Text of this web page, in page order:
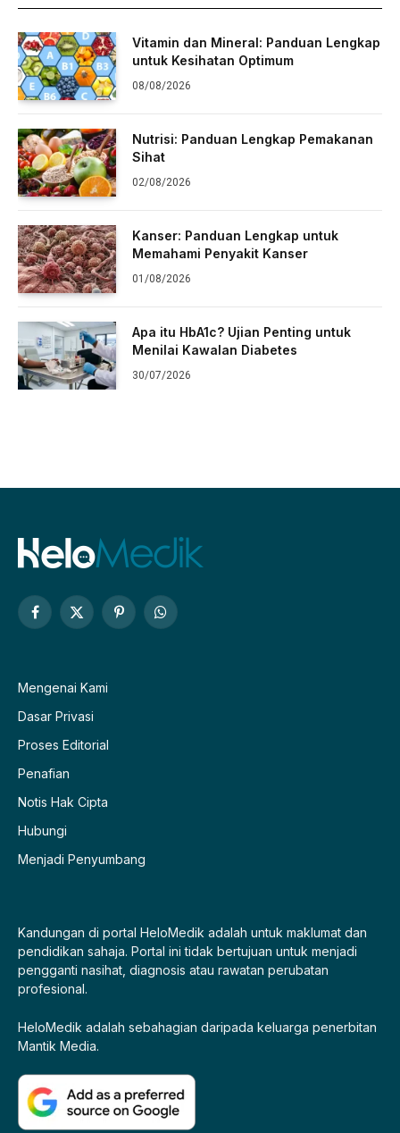
Vitamin dan Mineral: Panduan Lengkap
untuk Kesihatan Optimum
08/08/2026
Nutrisi: Panduan Lengkap Pemakanan
Sihat
02/08/2026
Kanser: Panduan Lengkap untuk
Memahami Penyakit Kanser
01/08/2026
Apa itu HbA1c? Ujian Penting untuk
Menilai Kawalan Diabetes
30/07/2026
Facebook
X
PinterestWhatsApp
Mengenai Kami
Dasar Privasi
Proses Editorial
Penafian
Notis Hak Cipta
Hubungi
Menjadi Penyumbang
Kandungan di portal HeloMedik adalah untuk maklumat dan
pendidikan sahaja. Portal ini tidak bertujuan untuk menjadi
pengganti nasihat, diagnosis atau rawatan perubatan
profesional.
HeloMedik adalah sebahagian daripada keluarga penerbitan
Mantik Media.